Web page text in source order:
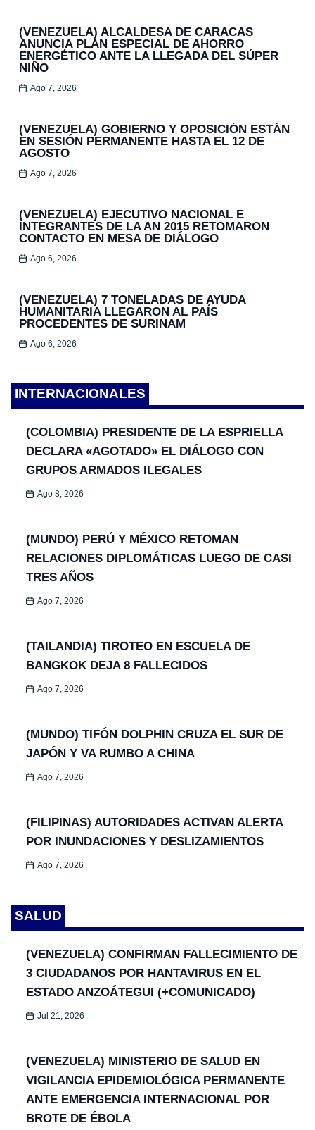
(VENEZUELA) ALCALDESA DE CARACAS
ANUNCIA PLAN ESPECIAL DE AHORRO
ENERGÉTICO ANTE LA LLEGADA DEL SÚPER
NIÑO
Ago 7, 2026
(VENEZUELA) GOBIERNO Y OPOSICIÓN ESTÁN
EN SESIÓN PERMANENTE HASTA EL 12 DE
AGOSTO
Ago 7, 2026
(VENEZUELA) EJECUTIVO NACIONAL E
INTEGRANTES DE LA AN 2015 RETOMARON
CONTACTO EN MESA DE DIÁLOGO
Ago 6, 2026
(VENEZUELA) 7 TONELADAS DE AYUDA
HUMANITARIA LLEGARON AL PAÍS
PROCEDENTES DE SURINAM
Ago 6, 2026
INTERNACIONALES
(COLOMBIA) PRESIDENTE DE LA ESPRIELLA
DECLARA «AGOTADO» EL DIÁLOGO CON
GRUPOS ARMADOS ILEGALES
Ago 8, 2026
(MUNDO) PERÚ Y MÉXICO RETOMAN
RELACIONES DIPLOMÁTICAS LUEGO DE CASI
TRES AÑOS
Ago 7, 2026
(TAILANDIA) TIROTEO EN ESCUELA DE
BANGKOK DEJA 8 FALLECIDOS
Ago 7, 2026
(MUNDO) TIFÓN DOLPHIN CRUZA EL SUR DE
JAPÓN Y VA RUMBO A CHINA
Ago 7, 2026
(FILIPINAS) AUTORIDADES ACTIVAN ALERTA
POR INUNDACIONES Y DESLIZAMIENTOS
Ago 7, 2026
SALUD
(VENEZUELA) CONFIRMAN FALLECIMIENTO DE
3 CIUDADANOS POR HANTAVIRUS EN EL
ESTADO ANZOÁTEGUI (+COMUNICADO)
Jul 21, 2026
(VENEZUELA) MINISTERIO DE SALUD EN
VIGILANCIA EPIDEMIOLÓGICA PERMANENTE
ANTE EMERGENCIA INTERNACIONAL POR
BROTE DE ÉBOLA